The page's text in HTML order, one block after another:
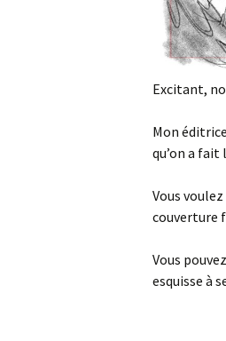
Excitant,
Mon
qu’on a fait
Vous
couverture
Vous
esquisse à